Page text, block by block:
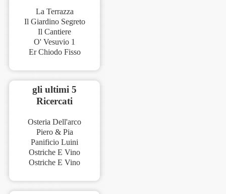
La Terrazza
Il Giardino Segreto
Il Cantiere
O' Vesuvio 1
Er Chiodo Fisso
gli ultimi 5
Ricercati
Osteria Dell'arco
Piero & Pia
Panificio Luini
Ostriche E Vino
Ostriche E Vino